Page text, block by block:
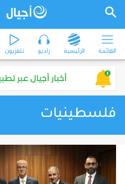
القائمة الرئيسية راديو تلفزيون
فلسطينيات